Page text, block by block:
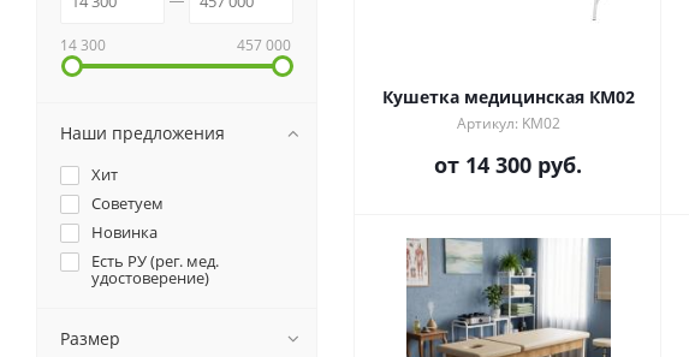
Кушетка медицинская КМ02
Артикул: KM02
от 14 300 руб.
14 300 457 000
Наши предложения
Хит
Советуем
Новинка
Есть РУ(рег. мед.
удостоверение)
Размер